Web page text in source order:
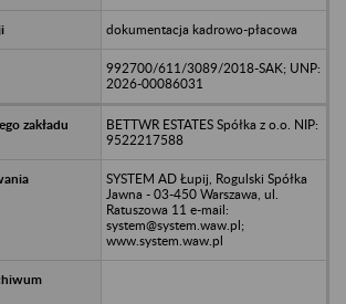
dokumentacja kadrowo-płacowa
992700/611/3089/2018-SAK; UNP:
2026-00086031
BETTWR ESTATES Spółka z o.o. NIP:
9522217588
SYSTEM AD Łupij, Rogulski Spółka
Jawna - 03-450 Warszawa, ul.
Ratuszowa 11 e-mail:
system@system.waw.pl;
www.system.waw.pl